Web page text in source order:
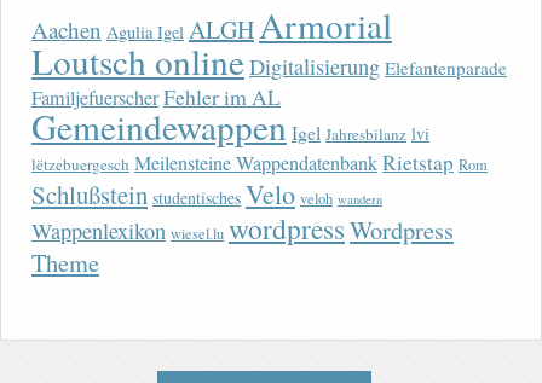
Aachen Agulia Igel ALGHArmorial
Loutsch onlineDigitalisierung Elefantenparade
FamiljefuerscherFehler im AL
Gemeindewappen Igel Jahresbilanz lvi
lëtzebuergesch Meilensteine WappendatenbankRietstap Rom
Schlußstein studentisches Velo veloh wandern
Wappenlexikon wiesel.lu wordpressWordpress
Theme